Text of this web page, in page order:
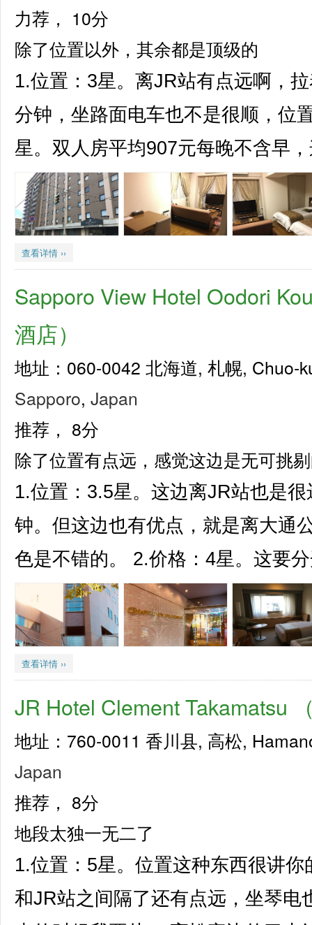
力荐， 10分
除了位置以外，其余都是顶级的
1.位置：3星。离JR站有点远啊，
分钟，坐路面电车也不是很顺，位
星。双人房平均907元每晚不含早
查看详情 ››
Sapporo View Hotel Oodori
酒店）
地址：060-0042 北海道, 札幌, Chuo-
Sapporo, Japan
推荐， 8分
除了位置有点远，感觉这边是无可挑
1.位置：3.5星。这边离JR站也是
钟。但这边也有优点，就是离大通
色是不错的。 2.价格：4星。这要
查看详情 ››
JR Hotel Clement Takamatsu
地址：760-0011 香川县, 高松,
Japan
推荐， 8分
地段太独一无二了
1.位置：5星。位置这种东西很讲
和JR站之间隔了还有点远，坐琴电